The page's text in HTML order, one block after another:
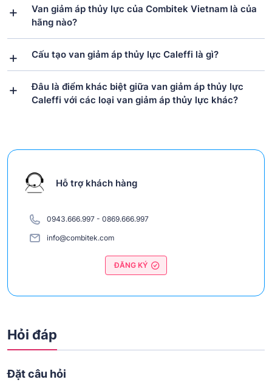
Van giảm áp thủy lực của Combitek Vietnam là của
hãng nào?
Cấu tạo van giảm áp thủy lực Caleffi là gì?
Đâu là điểm khác biệt giữa van giảm áp thủy lực
Caleffi với các loại van giảm áp thủy lực khác?
Hỗ trợ khách hàng
0943.666.997 - 0869.666.997
info@combitek.com
ĐĂNG KÝ
Hỏi đáp
Đặt câu hỏi